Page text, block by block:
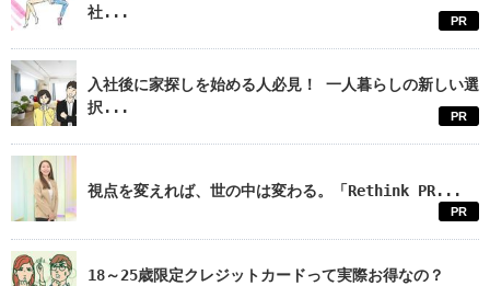
社...
PR
入社後に家探しを始める人必見！ 一人暮らしの新しい選
択...
PR
視点を変えれば、世の中は変わる。「Rethink PR...
PR
18～25歳限定クレジットカードって実際お得なの？